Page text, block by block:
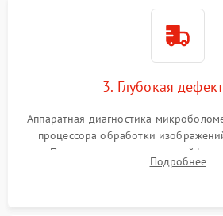
3. Глубокая
Аппаратная диагностика
процессора обработки
Проверка целостности шлейфов,
интерфейсов связи. Выявление
Подробнее